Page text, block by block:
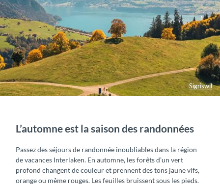
Sigriswil
L’automne est la saison des randonnées
Passez des séjours de randonnée inoubliables dans la région
de vacances Interlaken. En automne, les forêts d’un vert
profond changent de couleur et prennent des tons jaune vifs,
orange ou même rouges. Les feuilles bruissent sous les pieds.